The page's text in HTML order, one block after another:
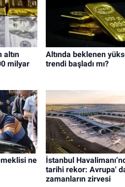
altın
milyar
Altında beklenen
trendi başladı mı?
ne
İstanbul
tarihi rekor: Avrupa'
zamanların zirvesi